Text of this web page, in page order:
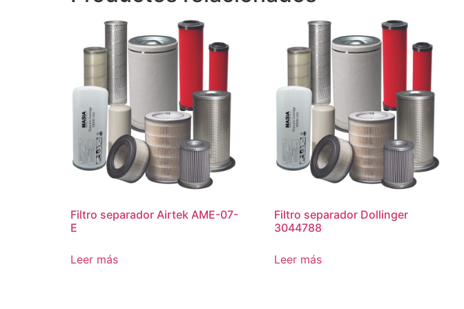
Filtro separador Airtek AME-07-
E
Leer más
Filtro separador Dollinger
3044788
Leer más